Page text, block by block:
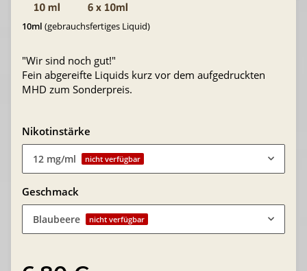
10ml (gebrauchsfertiges Liquid)
"Wir sind noch gut!"
Fein abgereifte Liquids kurz vor dem aufgedruckten
MHD zum Sonderpreis.
Nikotinstärke
12 mg/ml nicht verfügbar
Geschmack
Blaubeere nicht verfügbar